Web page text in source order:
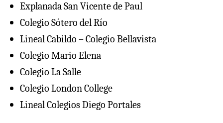
Explanada San Vicente de Paul
Colegio Sótero del Río
Lineal Cabildo – Colegio Bellavista
Colegio Mario Elena
Colegio La Salle
Colegio London College
Lineal Colegios Diego Portales